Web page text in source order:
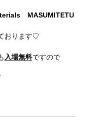
MASUMITETU
おります♡
入場無料ですので